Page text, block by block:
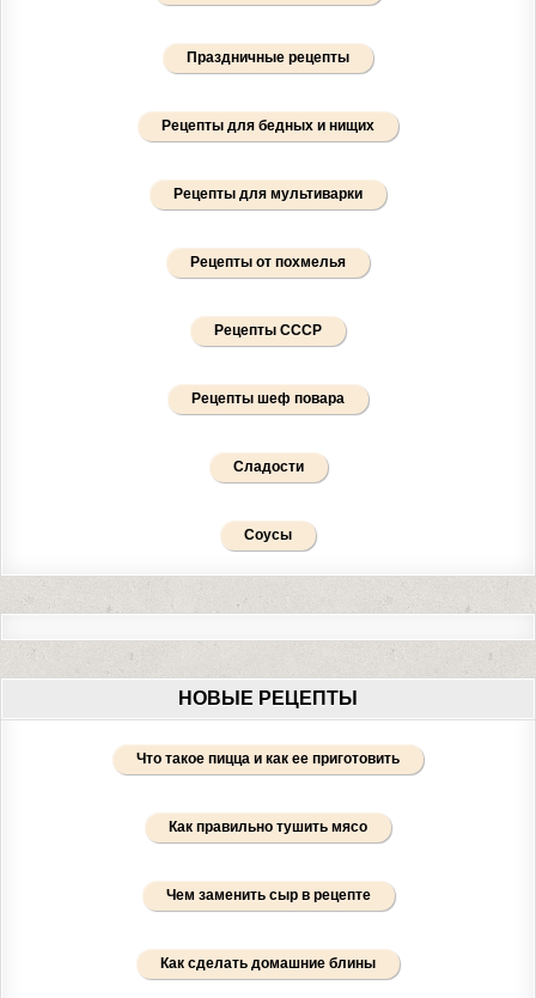
Праздничные рецепты
Рецепты для бедных и нищих
Рецепты для мультиварки
Рецепты от похмелья
Рецепты СССР
Рецепты шеф повара
Сладости
Соусы
НОВЫЕ РЕЦЕПТЫ
Что такое пицца и как ее приготовить
Как правильно тушить мясо
Чем заменить сыр в рецепте
Как сделать домашние блины